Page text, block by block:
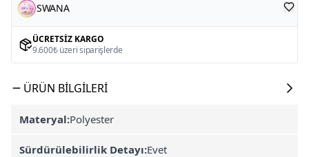
SWANA
ÜCRETSIZ KARGO
9.600₺ üzeri siparişlerde
ÜRÜN BILGILERI
Materyal:Polyester
Sürdürülebilirlik Detayı:Evet